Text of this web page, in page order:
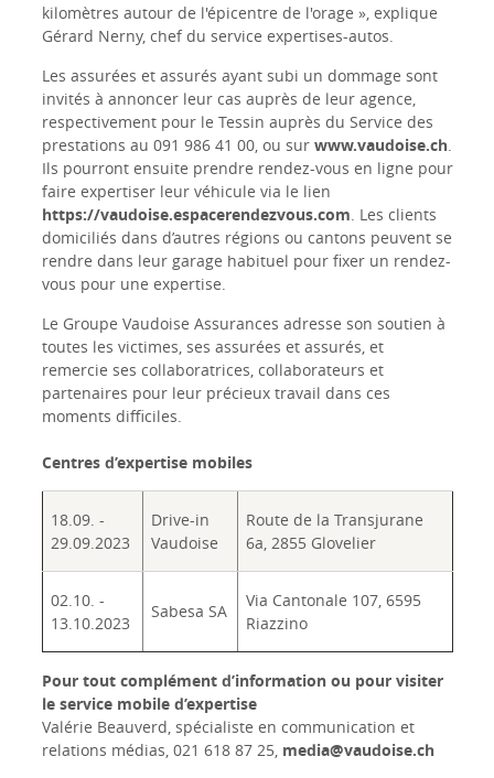
kilomètres autour de l'épicentre de l'orage », explique
Gérard Nerny, chef du service expertises-autos.
Les assurées et assurés ayant subi un dommage sont
invités à annoncer leur cas auprès de leur agence,
respectivement pour le Tessin auprès du Service des
prestations au 091 986 41 00, ou sur www.vaudoise.ch.
Ils pourront ensuite prendre rendez-vous en ligne pour
faire expertiser leur véhicule via le lien
https://vaudoise.espacerendezvous.com. Les clients
domiciliés dans d’autres régions ou cantons peuvent se
rendre dans leur garage habituel pour fixer un rendez-
vous pour une expertise.
Le Groupe Vaudoise Assurances adresse son soutien à
toutes les victimes, ses assurées et assurés, et
remercie ses collaboratrices, collaborateurs et
partenaires pour leur précieux travail dans ces
moments difficiles.
Centres d’expertise mobiles
18.09. -
29.09.2023
Drive-in
Vaudoise
Route de la Transjurane
6a, 2855 Glovelier
02.10. -
13.10.2023
Sabesa SA
Via Cantonale 107, 6595
Riazzino
Pour tout complément d’information ou pour visiter
le service mobile d’expertise
Valérie Beauverd, spécialiste en communication et
relations médias, 021 618 87 25, media@vaudoise.ch